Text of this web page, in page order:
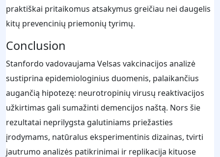
praktiškai pritaikomus atsakymus greičiau nei daugelis
kitų prevencinių priemonių tyrimų.
Conclusion
Stanfordo vadovaujama Velsas vakcinacijos analizė
sustiprina epidemiologinius duomenis, palaikančius
augančią hipotezę: neurotropinių virusų reaktivacijos
užkirtimas gali sumažinti demencijos naštą. Nors šie
rezultatai neprilygsta galutiniams priežasties
įrodymams, natūralus eksperimentinis dizainas, tvirti
jautrumo analizės patikrinimai ir replikacija kituose